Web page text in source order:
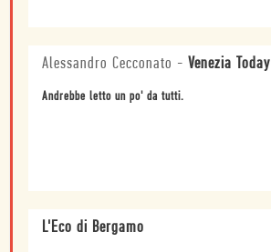
Alessandro Cecconato - Venezia Today
Andrebbe letto un po' da tutti.
L'Eco di Bergamo